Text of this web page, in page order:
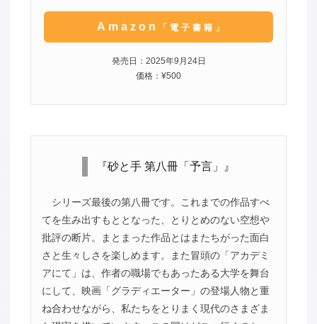
Amazon 「電子書籍」
発売日：2025年9月24日
価格：¥500
『砂と手 第八冊「予言」』
シリーズ最後の第八冊です。これまでの作品すべ
てを生み出すもととなった、とりとめのない空想や
批評の断片。まとまった作品とはまたちがった面白
さと生々しさを楽しめます。また冒頭の「アカデミ
アにて」は、作者の職場でもあったある大学を舞台
にして、映画「グラディエーター」の登場人物と重
ね合わせながら、私たちをとりまく現代のさまざま